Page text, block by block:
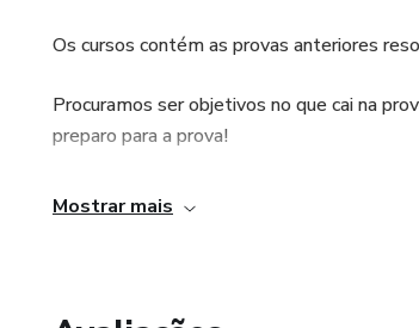
Os cursos contém as provas anteriores
Procuramos ser objetivos no que cai na
preparo para a prova!
Mostrar mais